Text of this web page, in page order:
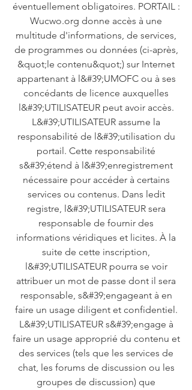
éventuellement obligatoires. PORTAIL :
Wucwo.org donne accès à une
multitude d'informations, de services,
de programmes ou données (ci-après,
&quot;le contenu&quot;) sur Internet
appartenant à l&#39;UMOFC ou à ses
concédants de licence auxquelles
l&#39;UTILISATEUR peut avoir accès.
L&#39;UTILISATEUR assume la
responsabilité de l&#39;utilisation du
portail. Cette responsabilité
s&#39;étend à l&#39;enregistrement
nécessaire pour accéder à certains
services ou contenus. Dans ledit
registre, l&#39;UTILISATEUR sera
responsable de fournir des
informations véridiques et licites. À la
suite de cette inscription,
l&#39;UTILISATEUR pourra se voir
attribuer un mot de passe dont il sera
responsable, s&#39;engageant à en
faire un usage diligent et confidentiel.
L&#39;UTILISATEUR s&#39;engage à
faire un usage approprié du contenu et
des services (tels que les services de
chat, les forums de discussion ou les
groupes de discussion) que